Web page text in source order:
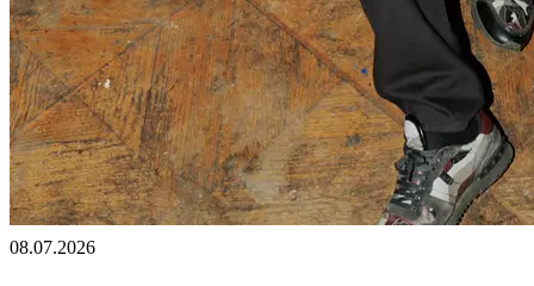
08.07.2026